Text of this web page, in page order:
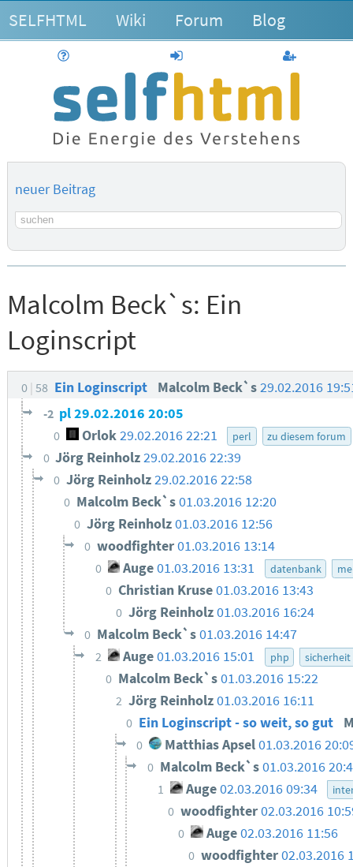
SELFHTML Wiki Forum Blog
anmelden
neuer Beitrag
Suchbegriff
Malcolm Beck`s: Ein
Loginscript
0 58 Ein Loginscript Malcolm Beck`s29.02.2016
-2 pl29.02.2016 20:05
0 Orlok 29.02.2016 22:21 perl zu diesem forum
0 Jörg Reinholz29.02.2016 22:39
0 Jörg Reinholz29.02.2016 22:58
0 Malcolm Beck`s01.03.2016 12:20
0 Jörg Reinholz01.03.2016 12:56
0 woodfighter01.03.2016 13:14
0 Auge01.03.2016 13:31 datenbank
0 Christian Kruse01.03.2016 13:43
0 Jörg Reinholz01.03.2016 16:24
0 Malcolm Beck`s01.03.2016 14:47
2 Auge01.03.2016 15:01 php sicherheit
0 Malcolm Beck`s01.03.2016 15:22
2 Jörg Reinholz01.03.2016 16:11
0 Ein Loginscript - so weit, so gut
0 Matthias Apsel01.03.2016
0 Malcolm Beck`s01.03.2016
1 Auge 02.03.2016 09:34
0 woodfighter02.03.2016
0 Auge02.03.2016 11:56
0 woodfighter02.03.2016